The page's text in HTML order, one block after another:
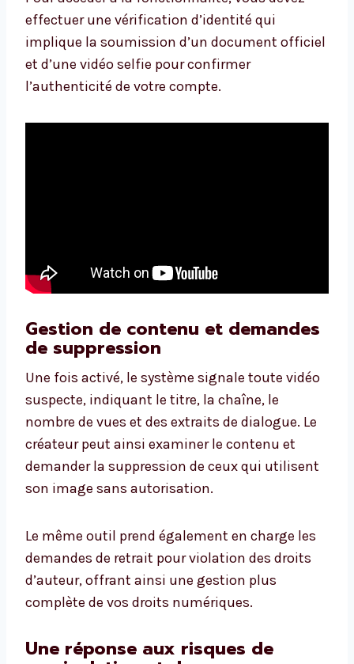
effectuer une vérification d’identité qui
implique la soumission d’un document officiel
et d’une vidéo selfie pour confirmer
l’authenticité de votre compte.
Gestion de contenu et demandes
de suppression
Une fois activé, le système signale toute vidéo
suspecte, indiquant le titre, la chaîne, le
nombre de vues et des extraits de dialogue. Le
créateur peut ainsi examiner le contenu et
demander la suppression de ceux qui utilisent
son image sans autorisation.
Le même outil prend également en charge les
demandes de retrait pour violation des droits
d’auteur, offrant ainsi une gestion plus
complète de vos droits numériques.
Une réponse aux risques de